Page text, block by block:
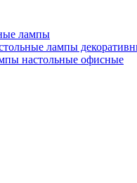
лампы
лампы
настольные офисные